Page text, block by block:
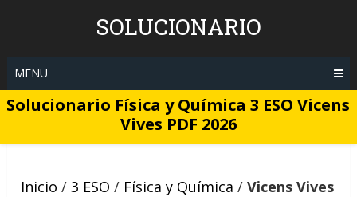
SOLUCIONARIO
MENU
Solucionario Física y Química 3 ESO Vicens
Vives PDF 2026
Inicio /3 ESO / Física y Química /Vicens Vives